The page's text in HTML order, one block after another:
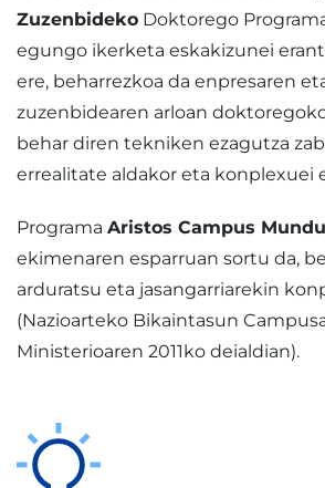
Zuzenbideko Doktorego
egungo ikerketa eskakizunei
ere, beharrezkoa da enpresaren
zuzenbidearen arloan
behar diren tekniken ezagutza
errealitate aldakor eta konplexuei
Programa Aristos Campus
ekimenaren esparruan sortu da,
arduratsu eta jasangarriarekin
(Nazioarteko Bikaintasun
Ministerioaren 2011ko deialdian).